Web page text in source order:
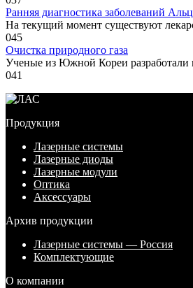
Ранняя диагностика заболеваний
На текущий момент существуют
045
Очистка природного газа
Ученые из Южной Кореи
041
Продукция
Лазерные системы
Лазерные диоды
Лазерные модули
Оптика
Аксессуары
Архив продукции
Лазерные системы — Россия
Комплектующие
О компании